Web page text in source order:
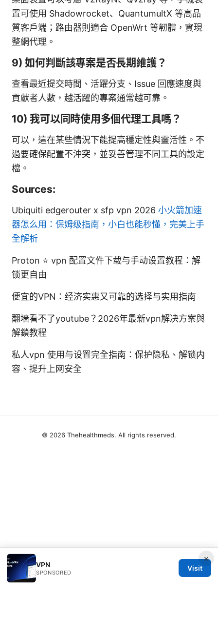
置可使用 Shadowrocket、QuantumultX 等高品
質客戶端；路由器則適合 OpenWrt 等韌體，實現
整網代理。
9) 如何判斷該專案是否長期維護？
查看最近提交時間、活躍分支、Issue 回應速度與
貢獻者人數，越活躍的專案通常越可靠。
10) 我可以同時使用多個代理工具嗎？
可以，這在某些情況下能提高穩定性與靈活性。不
過要確保配置不沖突，並妥善管理不同工具的設定
檔。
Sources:
Ubiquiti edgerouter x sfp vpn 2026 小火箭加速
器怎么用：保姆级指南，小白也能秒懂，完美上手
全解析
Proton ⭐ vpn 配置文件下载与手动设置教程：解
锁更自由
便宜的VPN：经济实惠又可靠的选择与实用指南
翻墙看不了youtube？2026年最新vpn解决方案與
解鎖教程
私人vpn 使用与设置完全指南：保护隐私、解锁内
容、提升上网安全
×
VPN
SPONSORED
Visit
© 2026 Thehealthmeds. All rights reserved.